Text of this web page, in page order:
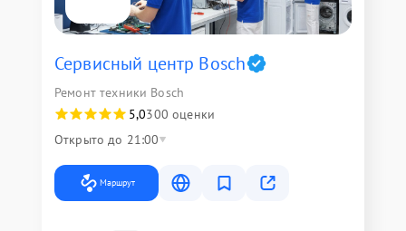
Сервисный центр Bosch
Ремонт техники Bosch
5,0300 оценки
Открыто до 21:00
Маршрут